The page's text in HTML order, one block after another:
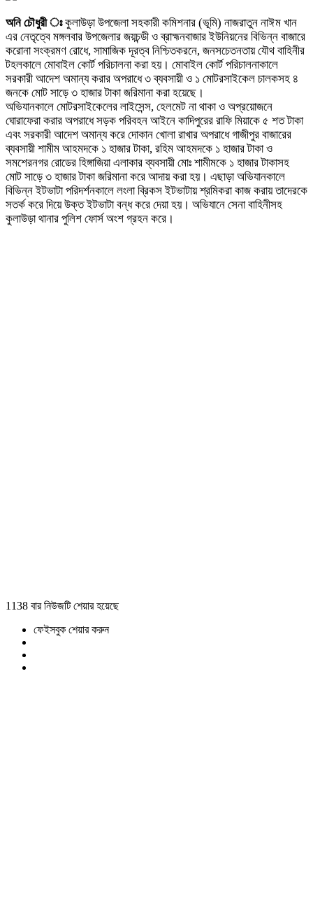
অনি চৌধুরী ঃকুলাউড়া উপজেলা সহকারী কমিশনার (ভূমি) নাজরাতুন নাঈম খান
এর নেতৃত্বে মঙ্গলবার উপজেলার জয়চন্ডী ও ব্রাহ্মনবাজার ইউনিয়নের বিভিন্ন বাজারে
করোনা সংক্রমণ রোধে, সামাজিক দূরত্ব নিশ্চিতকরনে, জনসচেতনতায় যৌথ বাহিনীর
টহলকালে মোবাইল কোর্ট পরিচালনা করা হয়। মোবাইল কোর্ট পরিচালনাকালে
সরকারী আদেশ অমান্য করার অপরাধে ৩ ব্যবসায়ী ও ১ মোটরসাইকেল চালকসহ ৪
জনকে মোট সাড়ে ৩ হাজার টাকা জরিমানা করা হয়েছে।
অভিযানকালে মোটরসাইকেলের লাইসেন্স, হেলমেট না থাকা ও অপ্রয়োজনে
ঘোরাফেরা করার অপরাধে সড়ক পরিবহন আইনে কাদিপুরের রাফি মিয়াকে ৫ শত টাকা
এবং সরকারী আদেশ অমান্য করে দোকান খোলা রাখার অপরাধে গাজীপুর বাজারের
ব্যবসায়ী শামীম আহমদকে ১ হাজার টাকা, রহিম আহমদকে ১ হাজার টাকা ও
সমশেরনগর রোডের হিঙ্গাজিয়া এলাকার ব্যবসায়ী মোঃ শামীমকে ১ হাজার টাকাসহ
মোট সাড়ে ৩ হাজার টাকা জরিমানা করে আদায় করা হয়। এছাড়া অভিযানকালে
বিভিন্ন ইটভাটা পরিদর্শনকালে লংলা ব্রিকস ইটভাটায় শ্রমিকরা কাজ করায় তাদেরকে
সতর্ক করে দিয়ে উক্ত ইটভাটা বন্ধ করে দেয়া হয়। অভিযানে সেনা বাহিনীসহ
কুলাউড়া থানার পুলিশ ফোর্স অংশ গ্রহন করে।
1138 বার নিউজটি শেয়ার হয়েছে
ফেইসবুক শেয়ার করুন